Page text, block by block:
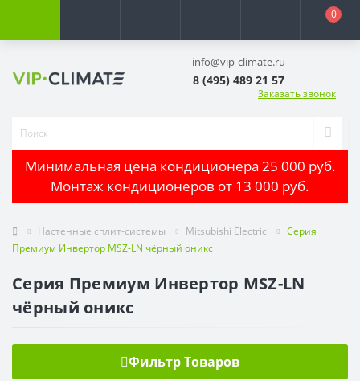
0
info@vip-climate.ru
8 (495) 489 21 57
Заказать звонок
Минимальная цена кондиционера 25 000 руб.
Монтаж кондиционеров от 13 000 руб.
Настенные сплит-системы Mitsubishi Electric
Серия
Премиум Инвертор MSZ-LN чёрный оникс
Серия Премиум Инвертор MSZ-LN
чёрный оникс
Фильтр Товаров